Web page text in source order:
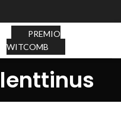
PREMIO
WITCOMB